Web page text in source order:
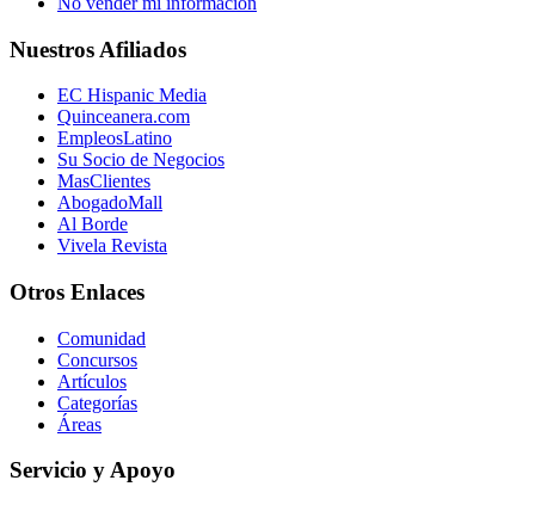
Nuestros Afiliados
EC Hispanic Media
Quinceanera.com
EmpleosLatino
Su Socio de Negocios
MasClientes
AbogadoMall
Al Borde
Vivela Revista
Otros Enlaces
Comunidad
Concursos
Artículos
Categorías
Áreas
Servicio y Apoyo